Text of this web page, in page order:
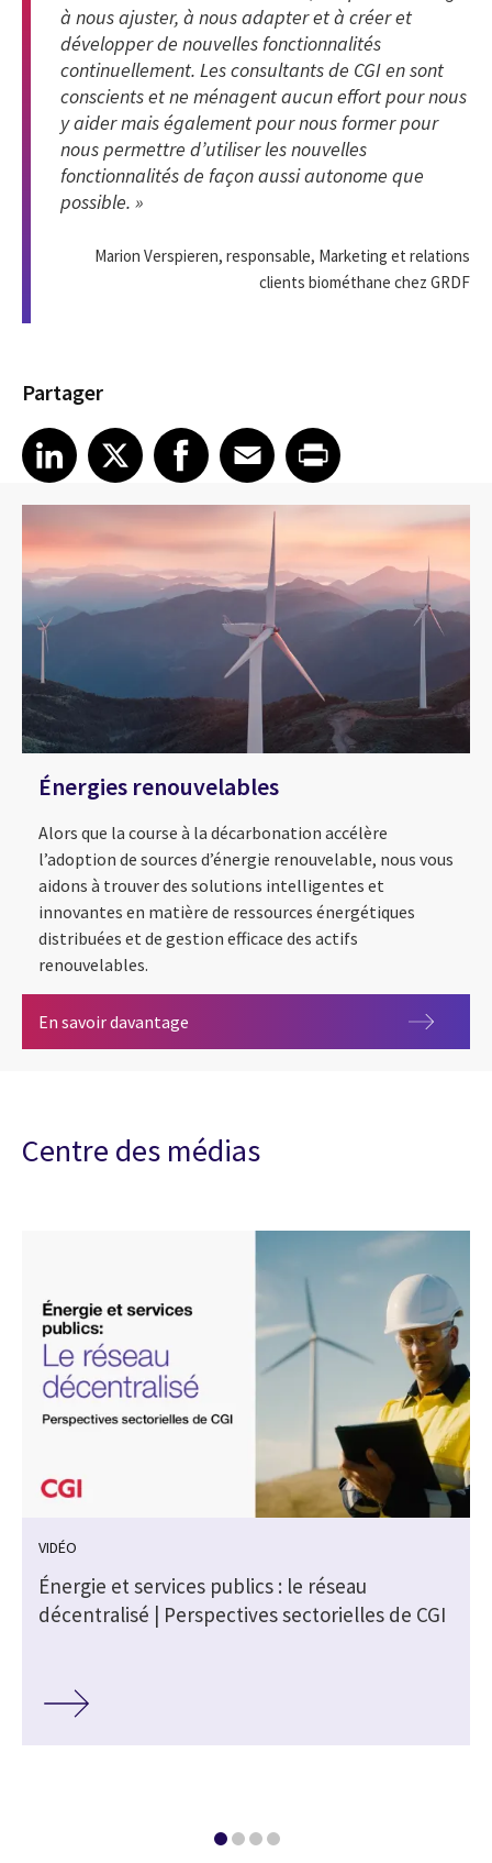
à nous ajuster, à nous adapter et à créer et
développer de nouvelles fonctionnalités
continuellement. Les consultants de CGI en sont
conscients et ne ménagent aucun effort pour nous
y aider mais également pour nous former pour
nous permettre d’utiliser les nouvelles
fonctionnalités de façon aussi autonome que
possible. »
Marion Verspieren, responsable, Marketing et relations
clients biométhane chez GRDF
Partager
Share article on LinkedIn
LinkedIn
Share article on XShare article on Facebook
Facebook
Share article on Email
EmailShare article on Print
Énergies renouvelables
Alors que la course à la décarbonation accélère
l’adoption de sources d’énergie renouvelable, nous vous
aidons à trouver des solutions intelligentes et
innovantes en matière de ressources énergétiques
distribuées et de gestion efficace des actifs
renouvelables.
En savoir davantage
Centre des médias
VIDÉO
Énergie et services publics : le réseau
décentralisé | Perspectives sectorielles de CGI